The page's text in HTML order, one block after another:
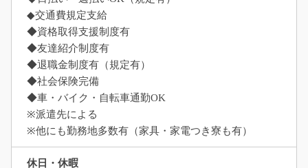
◆交通費規定支給
◆資格取得支援制度有
◆友達紹介制度有
◆退職金制度有（規定有）
◆社会保険完備
◆車・バイク・自転車通勤OK
※派遣先による
※他にも勤務地多数有（家具・家電つき寮も有）
休日・休暇